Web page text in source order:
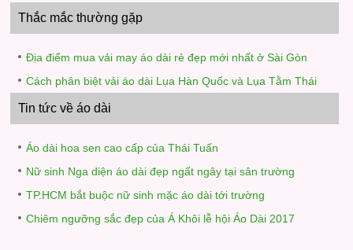
Thắc mắc thường gặp
Địa điểm mua vải may áo dài rẻ đẹp mới nhất ở Sài Gòn
Cách phân biệt vải áo dài Lụa Hàn Quốc và Lụa Tằm Thái
Tin tức về áo dài
Áo dài hoa sen cao cấp của Thái Tuấn
Nữ sinh Nga diện áo dài đẹp ngất ngây tại sân trường
TP.HCM bắt buộc nữ sinh mặc áo dài tới trường
Chiêm ngưỡng sắc đẹp của Á Khôi lễ hội Áo Dài 2017